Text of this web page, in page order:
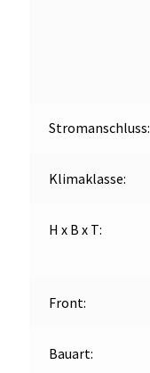
Stromanschluss:
Klimaklasse:
H x B x T:
Front:
Bauart: